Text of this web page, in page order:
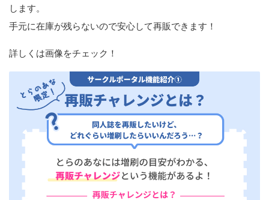
します。
手元に在庫が残らないので安心して再販できます！
詳しくは画像をチェック！